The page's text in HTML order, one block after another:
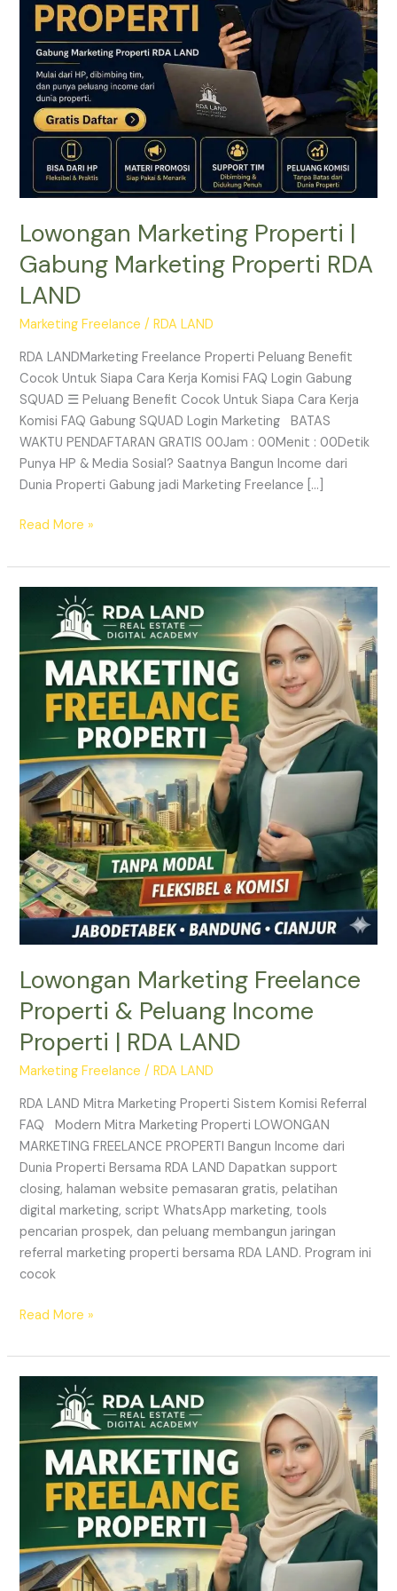
Lowongan Marketing Properti |
Gabung Marketing Properti RDA
LAND
Marketing Freelance /RDA LAND
RDA LANDMarketing Freelance Properti Peluang Benefit
Cocok Untuk Siapa Cara Kerja Komisi FAQ Login Gabung
SQUAD ☰ Peluang Benefit Cocok Untuk Siapa Cara Kerja
Komisi FAQ Gabung SQUAD Login Marketing BATAS
WAKTU PENDAFTARAN GRATIS 00Jam : 00Menit : 00Detik
Punya HP & Media Sosial? Saatnya Bangun Income dari
Dunia Properti Gabung jadi Marketing Freelance […]
Properti
RDA
LAND
Read More »
Lowongan Marketing Freelance
Properti & Peluang Income
Properti | RDA LAND
Marketing Freelance /RDA LAND
RDA LAND Mitra Marketing Properti Sistem Komisi Referral
FAQ Modern Mitra Marketing Properti LOWONGAN
MARKETING FREELANCE PROPERTI Bangun Income dari
Dunia Properti Bersama RDA LAND Dapatkan support
closing, halaman website pemasaran gratis, pelatihan
digital marketing, script WhatsApp marketing, tools
pencarian prospek, dan peluang membangun jaringan
referral marketing properti bersama RDA LAND. Program ini
cocok
Lowongan
Marketing
Freelance
Properti
Peluang
Income
Properti
|
RDA
LAND
Read More »
REKRUTMEN
MARKETING
FREELANCE
Properti
Tanpa
Modal
LAND